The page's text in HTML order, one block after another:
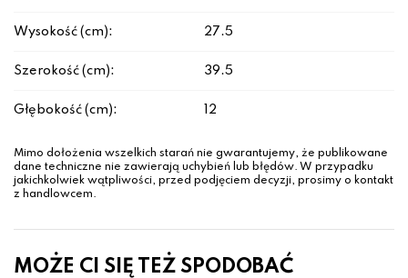
Wysokość (cm): 27.5
Szerokość (cm): 39.5
Głębokość (cm): 12
Mimo dołożenia wszelkich starań nie gwarantujemy, że publikowane
dane techniczne nie zawierają uchybień lub błędów. W przypadku
jakichkolwiek wątpliwości, przed podjęciem decyzji, prosimy o kontakt
z handlowcem.
MOŻE CI SIĘ TEŻ SPODOBAĆ